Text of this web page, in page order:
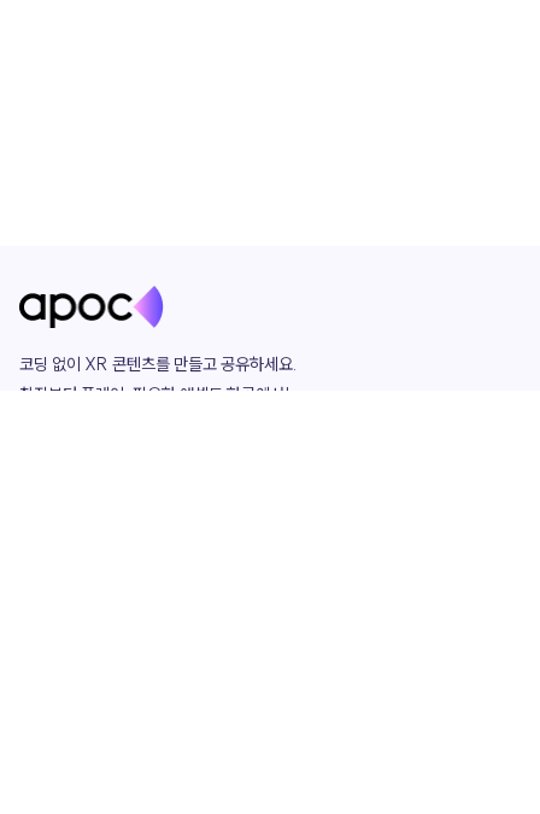
코딩 없이 XR 콘텐츠를 만들고 공유하세요.
창작부터 플레이, 필요한 애셋도 한곳에서!